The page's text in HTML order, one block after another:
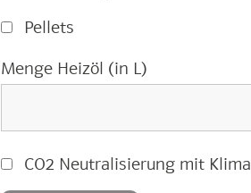
Pellets
Menge Heizöl (in L)
CO2 Neutralisierung mit